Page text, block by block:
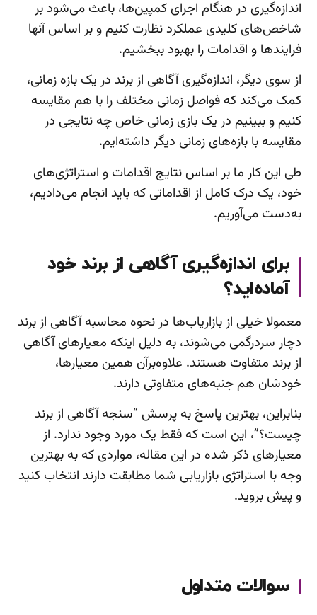
اندازه‌گیری در هنگام اجرای کمپین‌ها، باعث می‌شود بر
شاخص‌های کلیدی عملکرد نظارت کنیم و بر اساس آنها
فرایندها و اقدامات را بهبود ببخشیم.
از سوی دیگر، اندازه‌گیری آگاهی از برند در یک بازه زمانی،
کمک می‌کند که فواصل زمانی مختلف را با هم مقایسه
کنیم و ببینیم در یک بازی زمانی خاص چه نتایجی در
مقایسه با بازه‌های زمانی دیگر داشته‌ایم.
طی این کار ما بر اساس نتایج اقدامات و استراتژی‌های
خود، یک درک کامل از اقداماتی که باید انجام می‌دادیم،
به‌دست می‌آوریم.
برای اندازه‌گیری آگاهی از برند خود
آماده‌اید؟
معمولا خیلی از بازاریاب‌ها در نحوه محاسبه آگاهی از برند
دچار سردرگمی می‌شوند، به دلیل اینکه معیارهای آگاهی
از برند متفاوت هستند. علاوه‌برآن همین معیارها،
خودشان هم جنبه‌های متفاوتی دارند.
بنابراین، بهترین پاسخ به پرسش “سنجه آگاهی از برند
چیست؟”، این است که فقط یک مورد وجود ندارد. از
معیارهای ذکر شده در این مقاله، مواردی که به بهترین
وجه با استراتژی بازاریابی شما مطابقت دارند انتخاب کنید
و پیش بروید.
سوالات متداول